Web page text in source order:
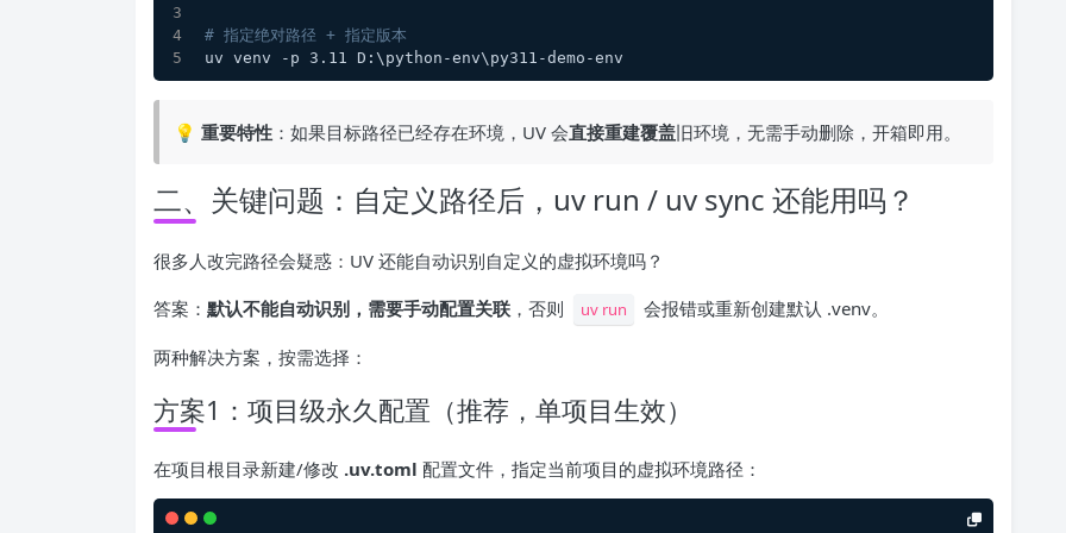
# 指定绝对路径 + 指定版本
uv venv -p 3.11 D:\python-env\py311-demo-env
💡 重要特性 ：如果目标路径已经存在环境，UV 会直接重建覆盖旧环境，无需手动删除，开箱即用。
二、关键问题：自定义路径后，uv run / uv sync 还能用吗？
很多人改完路径会疑惑：UV 还能自动识别自定义的虚拟环境吗？
答案： 默认不能自动识别，需要手动配置关联 ，否则 uv run 会报错或重新创建默认 .venv。
两种解决方案，按需选择：
方案1：项目级永久配置（推荐，单项目生效）
在项目根目录新建/修改 .uv.toml 配置文件，指定当前项目的虚拟环境路径：